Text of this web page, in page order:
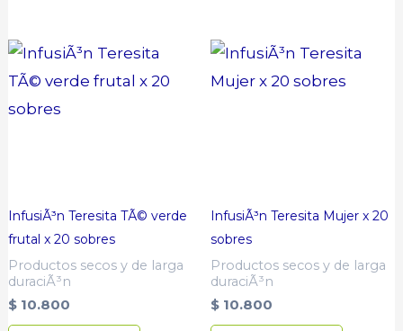
InfusiÃ³n Teresita TÃ© verde
frutal x 20 sobres
Productos secos y de larga
duraciÃ³n
$ 10.800
InfusiÃ³n Teresita Mujer x 20
sobres
Productos secos y de larga
duraciÃ³n
$ 10.800